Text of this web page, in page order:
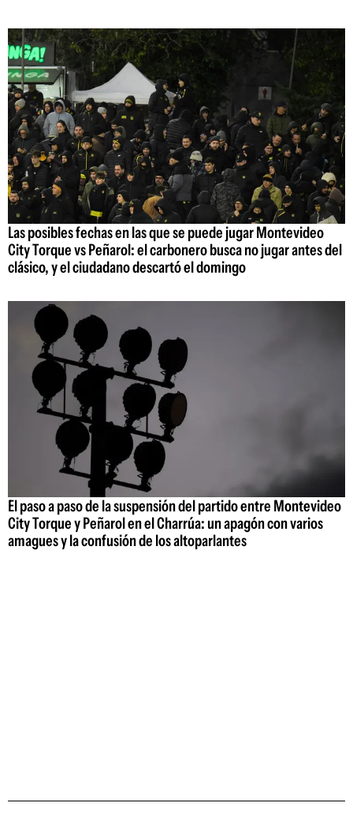
Las posibles fechas en las que se puede jugar Montevideo
City Torque vs Peñarol: el carbonero busca no jugar antes del
clásico, y el ciudadano descartó el domingo
El paso a paso de la suspensión del partido entre Montevideo
City Torque y Peñarol en el Charrúa: un apagón con varios
amagues y la confusión de los altoparlantes